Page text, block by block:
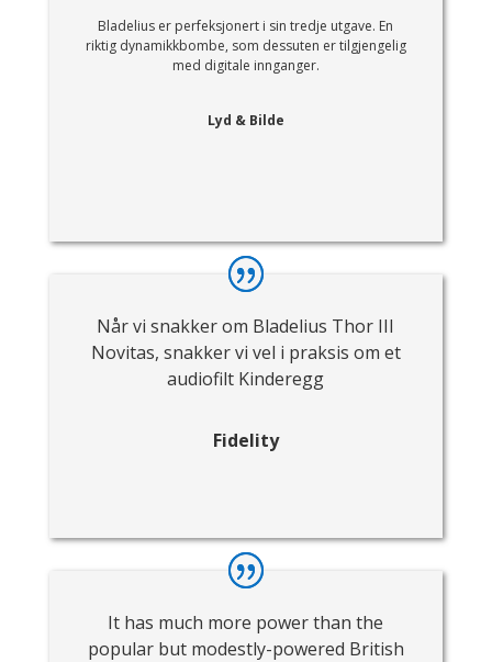
Bladelius er perfeksjonert i sin tredje utgave. En
riktig dynamikkbombe, som dessuten er tilgjengelig
med digitale innganger.
Lyd & Bilde
Når vi snakker om Bladelius Thor III
Novitas, snakker vi vel i praksis om et
audiofilt Kinderegg
Fidelity
It has much more power than the
popular but modestly-powered British